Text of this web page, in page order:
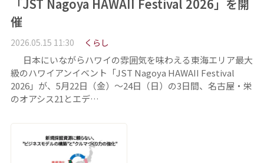
「JST Nagoya HAWAII Festival 2026」を開
催
2026.05.15 11:30 くらし
日本にいながらハワイの雰囲気を味わえる東海エリア最大
級のハワイアンイベント「JST Nagoya HAWAII Festival
2026」が、5月22日（金）～24日（日）の3日間、名古屋・栄
のオアシス21とエデ…